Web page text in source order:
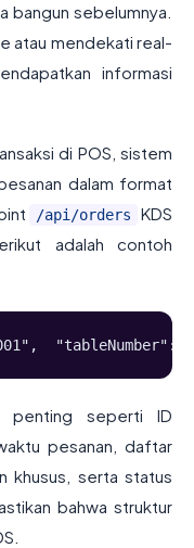
bangun sebelumnya.
atau mendekati real-
informasi
di POS, sistem
dalam format
/api/orders
KDS
adalah contoh
001",
penting seperti ID
pesanan, daftar
khusus, serta status
bahwa struktur